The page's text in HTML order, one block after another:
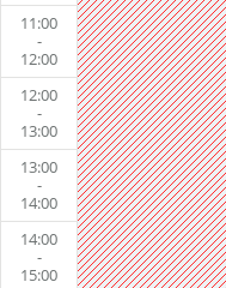
11:00
-
12:00
12:00
-
13:00
13:00
-
14:00
14:00
-
15:00